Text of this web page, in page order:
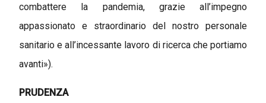
combattere la pandemia, grazie all’impegno
appassionato e straordinario del nostro personale
sanitario e all’incessante lavoro di ricerca che portiamo
avanti»).
PRUDENZA